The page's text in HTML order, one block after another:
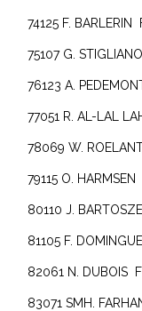
74125 F.
75107 G.
76123 A.
77051 R. AL-LAL
78069 W.
79115 O.
80110 J.
81105 F.
82061 N. DUBOIS
83071 SMH.